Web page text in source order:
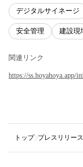
デジタルサイネージ
安全管理 建設現
関連リンク
https://ss.hoyahoya.app/
トップ プレスリリース